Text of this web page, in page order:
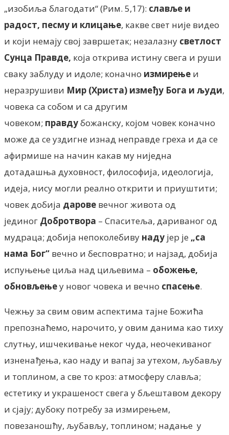
„изобиља благодати“ (Рим. 5,17): славље и
радост, песму и клицање, какве свет није видео
и који немају свој завршетак; незалазну светлост
Сунца Правде, која открива истину свега и руши
сваку заблуду и идоле; коначно измирење и
неразрушиви Мир (Христа) између Бога и људи,
човека са собом и са другим
човеком; правдубожанску, којом човек коначно
може да се уздигне изнад неправде греха и да се
афирмише на начин какав му ниједна
дотадашња духовност, философија, идеологија,
идеја, нису могли реално открити и приуштити;
човек добија дарове вечног живота од
јединог Добротвора – Спаситеља, дариваног од
мудраца; добија непоколебиву наду јер је „са
нама Бог“ вечно и бесповратно; и најзад, добија
испуњење циља над циљевима – обожење,
обновљењеу новог човека и вечно спасење.
Чежњу за свим овим аспектима тајне Божића
препознаћемо, нарочито, у овим данима као тиху
слутњу, ишчекивање неког чуда, неочекиваног
изненађења, као наду и вапај за утехом, љубављу
и топлином, а све то кроз: атмосферу славља;
естетику и украшеност свега у бљештавом декору
и сјају; дубоку потребу за измирењем,
повезаношћу, љубављу, топлином; надање у